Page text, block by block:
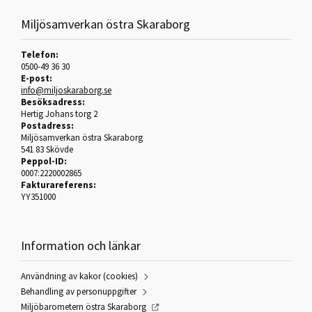
Miljösamverkan östra Skaraborg
Telefon:
0500-49 36 30
E-post:
info@miljoskaraborg.se
Besöksadress:
Hertig Johans torg 2
Postadress:
Miljösamverkan östra Skaraborg
541 83 Skövde
Peppol-ID:
0007:2220002865
Fakturareferens:
YY351000
Information och länkar
Användning av kakor (cookies)
Behandling av personuppgifter
Miljöbarometern östra Skaraborg